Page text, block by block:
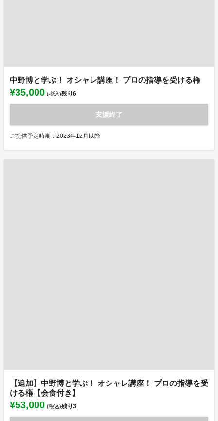
中野博と学ぶ！ オシャレ講座！ プロの指導を受ける権
¥35,000 (税込)残り6
支援終了
ご提供予定時期：2023年12月以降
【追加】中野博と学ぶ！ オシャレ講座！ プロの指導を受
ける権【会食付き】
¥53,000 (税込)残り3